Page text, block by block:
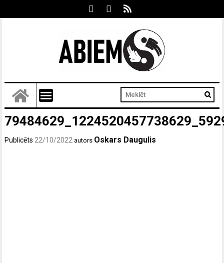
Publicēts 22/10/2022 autors Oskars Daugulis